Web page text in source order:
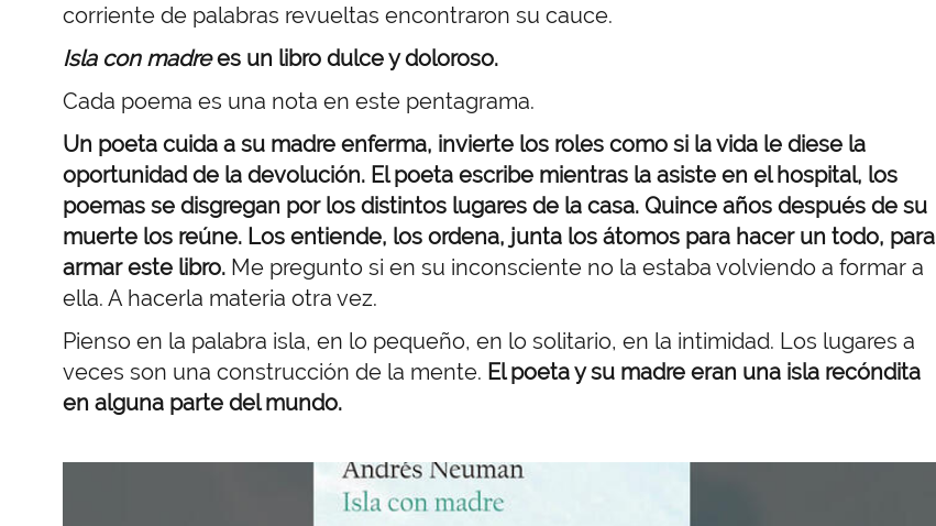
corriente de palabras revueltas encontraron su cauce.
Isla con madrees un libro dulce y doloroso.
Cada poema es una nota en este pentagrama.
Un poeta cuida a su madre enferma, invierte los roles como si la vida le diese la
oportunidad de la devolución. El poeta escribe mientras la asiste en el hospital, los
poemas se disgregan por los distintos lugares de la casa. Quince años después de su
muerte los reúne. Los entiende, los ordena, junta los átomos para hacer un todo, para
armar este libro. Me pregunto si en su inconsciente no la estaba volviendo a formar a
ella. A hacerla materia otra vez.
Pienso en la palabra isla, en lo pequeño, en lo solitario, en la intimidad. Los lugares a
veces son una construcción de la mente. El poeta y su madre eran una isla recóndita
en alguna parte del mundo.